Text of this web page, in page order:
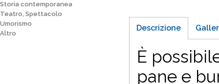
Storia contemporanea
Teatro, Spettacolo
Umorismo
Altro
Descrizione
È
pane e